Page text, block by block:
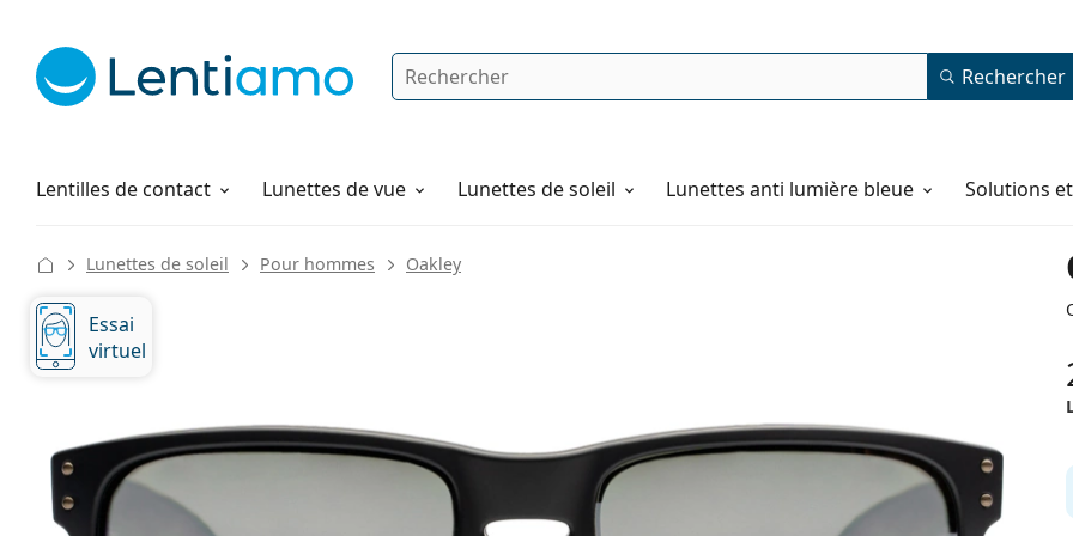
Rechercher Rechercher
Lentilles de contact
Produits d'entretien Lunettes de vue Lunettes de soleil Lunettes anti lumière bleue Solutions
Comment commander
Lunettes de soleil Pour hommes Oakley
Essai
virtuel